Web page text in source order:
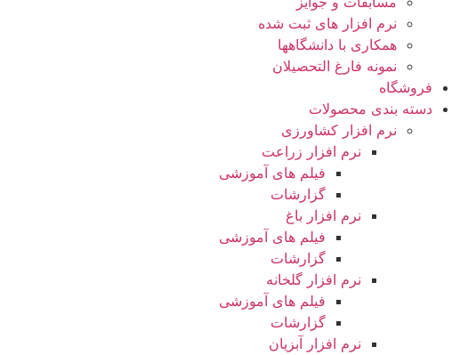
نرم افزار های ثبت شده
همکاری با دانشگاهها
نمونه فارغ التحصیلان
فروشگاه
دسته بندی محصولات
نرم افزار کشاورزی
نرم افزار زراعت
فیلم های آموزشی
گزارشات
نرم افزار باغ
فیلم های آموزشی
گزارشات
نرم افزار گلخانه
فیلم های آموزشی
گزارشات
نرم افزار آبزیان